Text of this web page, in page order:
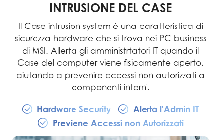
INTRUSIONE DEL CASE
Il Case intrusion system è una caratteristica di
sicurezza hardware che si trova nei PC business
di MSI. Allerta gli amministrtatori IT quando il
Case del computer viene fisicamente aperto,
aiutando a prevenire accessi non autorizzati a
componenti interni.
Hardware Security
Alerta l'Admin IT
Previene Accessi non Autorizzati